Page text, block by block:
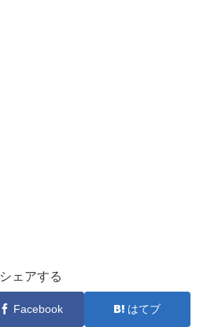
シェアする
Facebook はてブ